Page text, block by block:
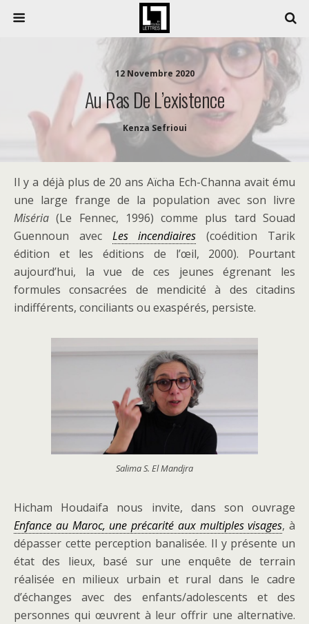
12 Novembre 2020
Au Ras De L’existence
Kenza Sefrioui
Il y a déjà plus de 20 ans Aïcha Ech-Channa avait ému
une large frange de la population avec son livre
Miséria(Le Fennec, 1996) comme plus tard Souad
Guennoun avec Les incendiaires
(coédition Tarik
édition et les éditions de l’œil, 2000). Pourtant
aujourd’hui, la vue de ces jeunes égrenant les
formules consacrées de mendicité à des citadins
indifférents, conciliants ou exaspérés, persiste.
Salima S. El Mandjra
Hicham Houdaifa nous invite, dans son ouvrage
Enfance au Maroc, une précarité aux multiples visages, à
dépasser cette perception banalisée. Il y présente un
état des lieux, basé sur une enquête de terrain
réalisée en milieux urbain et rural dans le cadre
d’échanges avec des enfants/adolescents et des
personnes qui œuvrent à leur offrir une alternative.